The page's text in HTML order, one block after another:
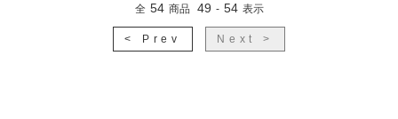
全 54 商品 49 - 54 表示
< Prev Next >